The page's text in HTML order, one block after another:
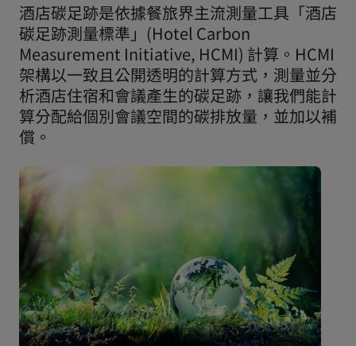
酒店碳足跡是依據餐旅界主流測量工具「酒店
碳足跡測量標準」(Hotel Carbon
Measurement Initiative, HCMI) 計算。HCMI
架構以一致且公開透明的計算方式，測量並分
析酒店住宿和會議產生的碳足跡，讓我們能計
算分配給個別會議空間的碳排放量，並加以補
償。